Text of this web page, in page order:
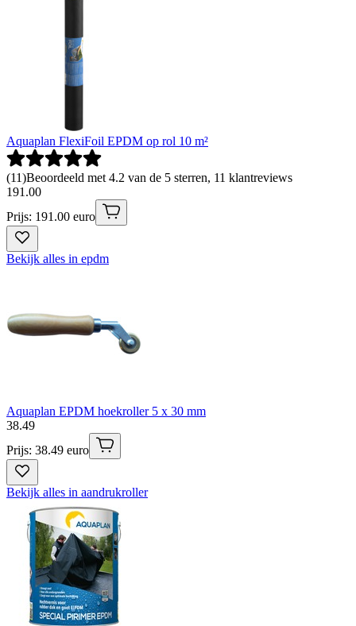
Aquaplan FlexiFoil EPDM op rol 10 m²
(11)Beoordeeld met 4.2 van de 5 sterren, 11 klantreviews
191 .00
Prijs: 191.00 euro
Bekijk alles in epdm
Aquaplan EPDM hoekroller 5 x 30 mm
38.49
Prijs: 38.49 euro
Bekijk alles in aandrukroller